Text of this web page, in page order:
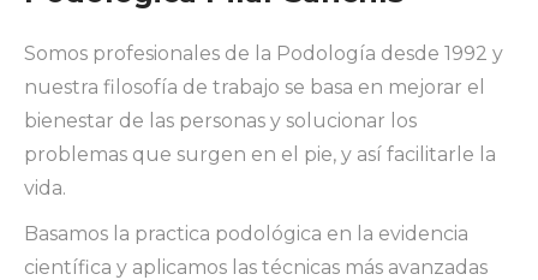
Somos profesionales de la Podología desde 1992 y
nuestra filosofía de trabajo se basa en mejorar el
bienestar de las personas y solucionar los
problemas que surgen en el pie, y así facilitarle la
vida.
Basamos la practica podológica en la evidencia
científica y aplicamos las técnicas más avanzadas